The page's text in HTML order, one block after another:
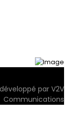
par V2V
Communications